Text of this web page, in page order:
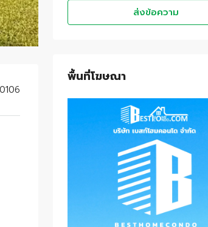
ส่งข้อความ
พื้นที่โฆษณา